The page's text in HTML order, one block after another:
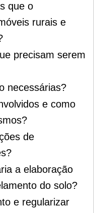
que o
rurais e
precisam serem
necessárias?
e como
de
a elaboração
do solo?
e regularizar